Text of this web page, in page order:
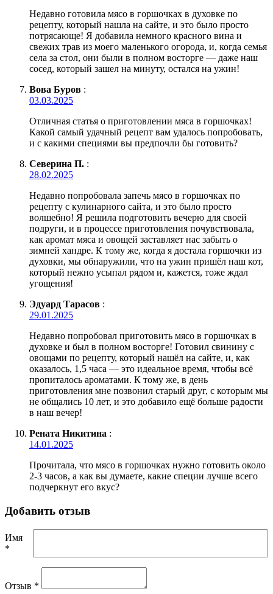
Недавно готовила мясо в горшочках в духовке по
рецепту, который нашла на сайте, и это было просто
потрясающе! Я добавила немного красного вина и
свежих трав из моего маленького огорода, и, когда семья
села за стол, они были в полном восторге — даже наш
сосед, который зашел на минуту, остался на ужин!
Вова Буров :
03.03.2025
Отличная статья о приготовлении мяса в горшочках!
Какой самый удачный рецепт вам удалось попробовать,
и с какими специями вы предпочли бы готовить?
Северина П. :
28.02.2025
Недавно попробовала запечь мясо в горшочках по
рецепту с кулинарного сайта, и это было просто
волшебно! Я решила подготовить вечерю для своей
подруги, и в процессе приготовления почувствовала,
как аромат мяса и овощей заставляет нас забыть о
зимней хандре. К тому же, когда я достала горшочки из
духовки, мы обнаружили, что на ужин пришёл наш кот,
который нежно усыпал рядом и, кажется, тоже ждал
угощения!
Эдуард Тарасов :
29.01.2025
Недавно попробовал приготовить мясо в горшочках в
духовке и был в полном восторге! Готовил свинину с
овощами по рецепту, который нашёл на сайте, и, как
оказалось, 1,5 часа — это идеальное время, чтобы всё
пропиталось ароматами. К тому же, в день
приготовления мне позвонил старый друг, с которым мы
не общались 10 лет, и это добавило ещё больше радости
в наш вечер!
Рената Никитина :
14.01.2025
Прочитала, что мясо в горшочках нужно готовить около
2-3 часов, а как вы думаете, какие специи лучше всего
подчеркнут его вкус?
Добавить отзыв
Имя
*
Отзыв *